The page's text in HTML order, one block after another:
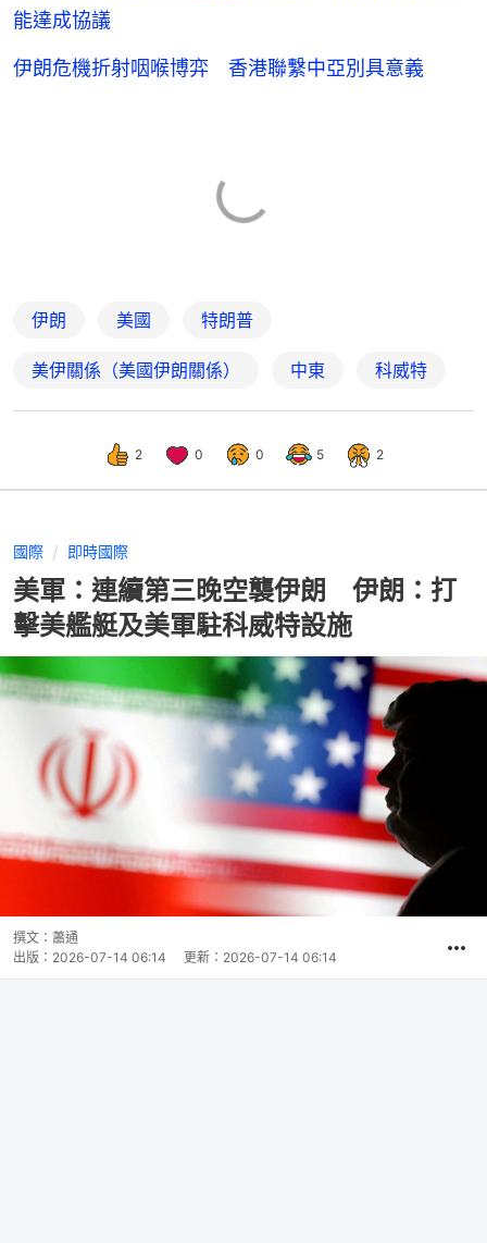
能達成協議
伊朗危機折射咽喉博弈 香港聯繫中亞別具意義
伊朗 美國 特朗普
美伊關係（美國伊朗關係） 中東 科威特
2 0 0 5 2
國際 即時國際
美軍：連續第三晚空襲伊朗 伊朗：打
擊美艦艇及美軍駐科威特設施
撰文： 蕭通
出版： 2026-07-14 06:14 更新： 2026-07-14 06:14